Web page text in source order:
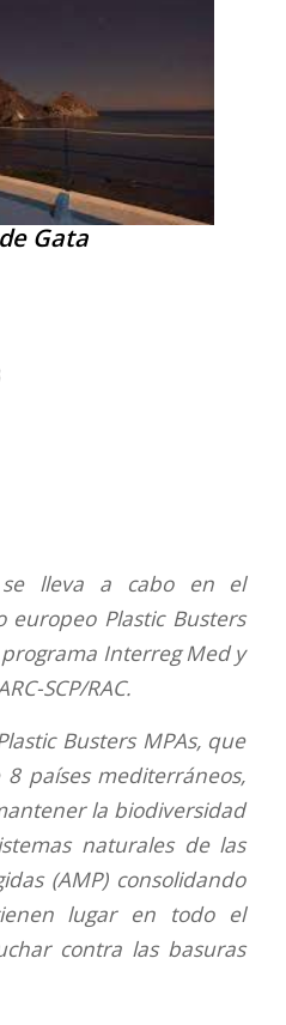
Gata
lleva a cabo en el
europeo Plastic Busters
Interreg Med y
SCP/RAC.
Busters MPAs, que
países mediterráneos,
la biodiversidad
naturales de las
(AMP) consolidando
lugar en todo el
contra las basuras